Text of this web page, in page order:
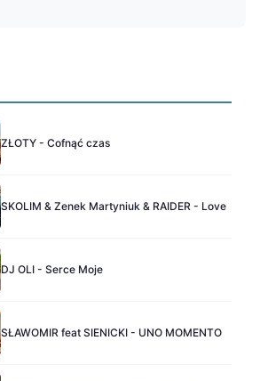
ZŁOTY - Cofnąć czas
SKOLIM & Zenek Martyniuk & RAIDER - Love
DJ OLI - Serce Moje
SŁAWOMIR feat SIENICKI - UNO MOMENTO